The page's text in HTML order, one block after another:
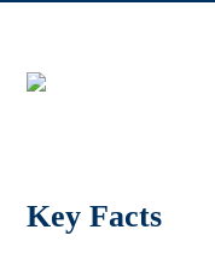
Key Facts